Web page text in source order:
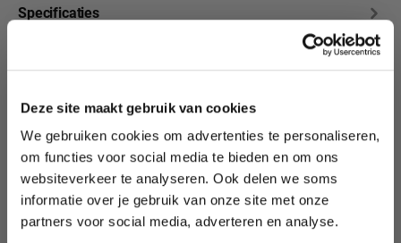
Deze site maakt gebruik van cookies
We gebruiken cookies om advertenties te personaliseren,
om functies voor social media te bieden en om ons
websiteverkeer te analyseren. Ook delen we soms
informatie over je gebruik van onze site met onze
partners voor social media, adverteren en analyse.
Specificaties
Productgalerij overslaan
Ontdek meer
schitterende tinten
10% korting?
Lees als eerste over nieuwe producten,
tutorials, aanbiedingen, evenementen,
wedstrijden en meer.
Meld je aan en ontvang direct